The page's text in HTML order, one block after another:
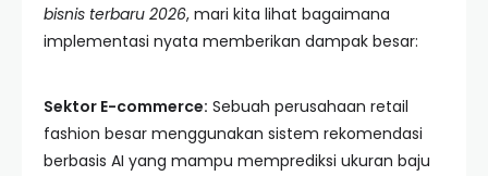
bisnis terbaru 2026, mari kita lihat bagaimana
implementasi nyata memberikan dampak besar:
Sektor E-commerce: Sebuah perusahaan retail
fashion besar menggunakan sistem rekomendasi
berbasis AI yang mampu memprediksi ukuran baju